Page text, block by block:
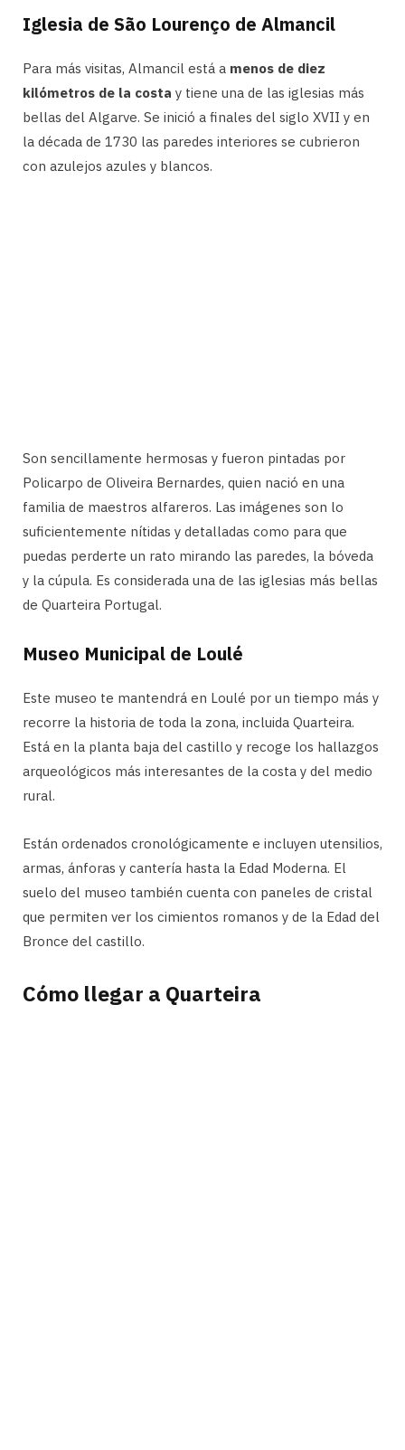
Iglesia de São Lourenço de Almancil
Para más visitas, Almancil está a menos de diez
kilómetros de la costa y tiene una de las iglesias más
bellas del Algarve. Se inició a finales del siglo XVII y en
la década de 1730 las paredes interiores se cubrieron
con azulejos azules y blancos.
Son sencillamente hermosas y fueron pintadas por
Policarpo de Oliveira Bernardes, quien nació en una
familia de maestros alfareros. Las imágenes son lo
suficientemente nítidas y detalladas como para que
puedas perderte un rato mirando las paredes, la bóveda
y la cúpula. Es considerada una de las iglesias más bellas
de Quarteira Portugal.
Museo Municipal de Loulé
Este museo te mantendrá en Loulé por un tiempo más y
recorre la historia de toda la zona, incluida Quarteira.
Está en la planta baja del castillo y recoge los hallazgos
arqueológicos más interesantes de la costa y del medio
rural.
Están ordenados cronológicamente e incluyen utensilios,
armas, ánforas y cantería hasta la Edad Moderna. El
suelo del museo también cuenta con paneles de cristal
que permiten ver los cimientos romanos y de la Edad del
Bronce del castillo.
Cómo llegar a Quarteira